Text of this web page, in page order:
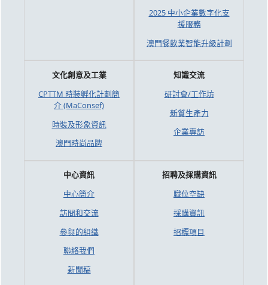
2025 中小企業數字化支
援服務
澳門餐飲業智能升級計劃
文化創意及工業
CPTTM 時裝孵化計劃簡
介 (MaConsef)
時裝及形象資訊
澳門時尚品牌
知識交流
研討會/工作坊
新質生產力
企業專訪
中心資訊
中心簡介
訪問和交流
參與的組織
聯絡我們
新聞稿
招聘及採購資訊
職位空缺
採購資訊
招標項目